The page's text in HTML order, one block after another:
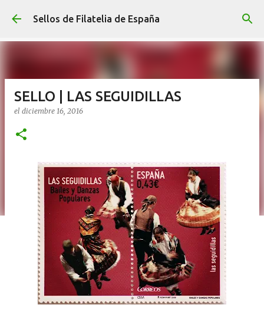
Ir al contenido principal
Sellos de Filatelia de España
SELLO | LAS SEGUIDILLAS
el diciembre 16, 2016